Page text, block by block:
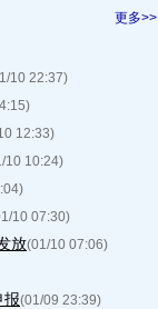
更多>>
10 22:37)
12:33)
10 10:24)
10 07:30)
放(01/10 07:06)
报(01/09 23:39)